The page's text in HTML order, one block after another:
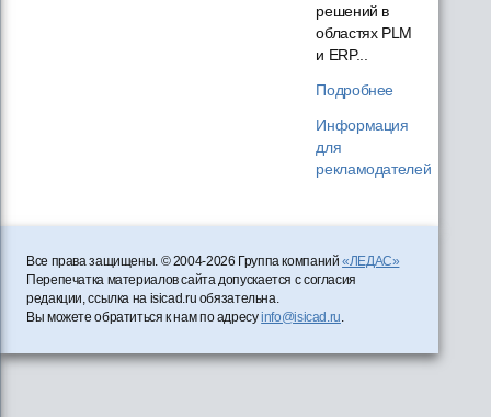
решений в
областях PLM
и ERP...
Подробнее
Информация
для
рекламодателей
Все права защищены. © 2004-2026 Группа компаний«ЛЕДАС»
Перепечатка материалов сайта допускается с согласия
редакции, ссылка на isicad.ru обязательна.
Вы можете обратиться к нам по адресуinfo@isicad.ru.